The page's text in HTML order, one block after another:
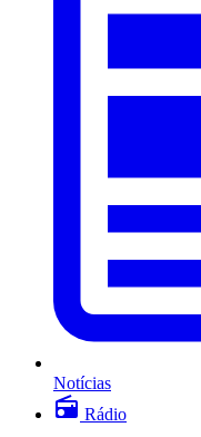
Notícias
Rádio